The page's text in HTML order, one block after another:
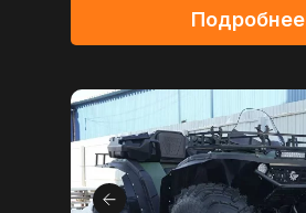
Подробнее